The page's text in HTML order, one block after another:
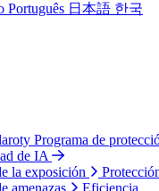
Português 日本語 한국
Programa de
de IA
la exposición
amenazas
Eficiencia